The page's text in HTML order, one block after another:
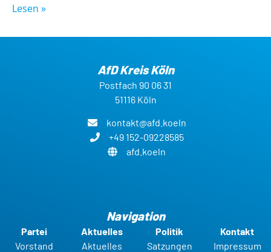
Lesen »
AfD Kreis Köln
Postfach 90 06 31
51116 Köln
kontakt@afd.koeln
+49 152-09228585
afd.koeln
Navigation
Partei
Vorstand
Aktuelles
Aktuelles
Politik
Satzungen
Kontakt
Impressum